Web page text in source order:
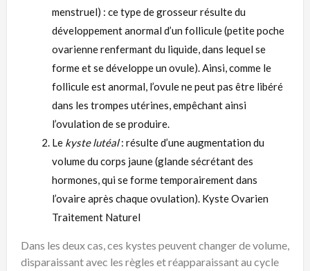
menstruel) : ce type de grosseur résulte du
développement anormal d’un follicule (petite poche
ovarienne renfermant du liquide, dans lequel se
forme et se développe un ovule). Ainsi, comme le
follicule est anormal, l’ovule ne peut pas être libéré
dans les trompes utérines, empêchant ainsi
l’ovulation de se produire.
Le kyste lutéal: résulte d’une augmentation du
volume du corps jaune (glande sécrétant des
hormones, qui se forme temporairement dans
l’ovaire après chaque ovulation). Kyste Ovarien
Traitement Naturel
Dans les deux cas, ces kystes peuvent changer de volume,
disparaissant avec les règles et réapparaissant au cycle